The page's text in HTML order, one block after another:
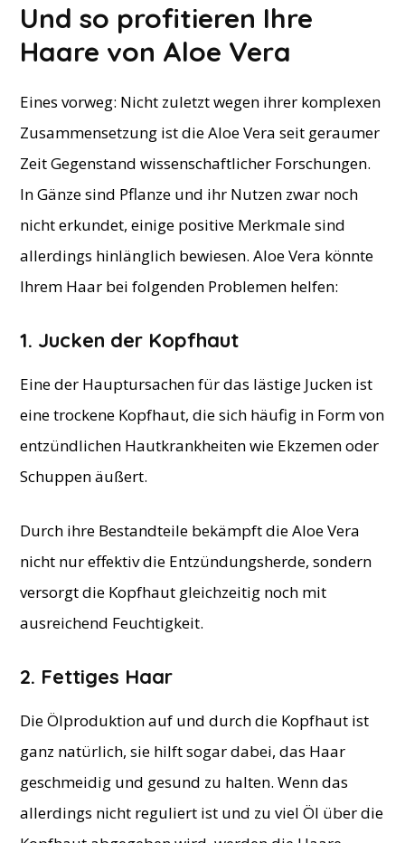
Und so profitieren Ihre
Haare von Aloe Vera
Eines vorweg: Nicht zuletzt wegen ihrer komplexen
Zusammensetzung ist die Aloe Vera seit geraumer
Zeit Gegenstand wissenschaftlicher Forschungen.
In Gänze sind Pflanze und ihr Nutzen zwar noch
nicht erkundet, einige positive Merkmale sind
allerdings hinlänglich bewiesen. Aloe Vera könnte
Ihrem Haar bei folgenden Problemen helfen:
1. Jucken der Kopfhaut
Eine der Hauptursachen für das lästige Jucken ist
eine trockene Kopfhaut, die sich häufig in Form von
entzündlichen Hautkrankheiten wie Ekzemen oder
Schuppen äußert.
Durch ihre Bestandteile bekämpft die Aloe Vera
nicht nur effektiv die Entzündungsherde, sondern
versorgt die Kopfhaut gleichzeitig noch mit
ausreichend Feuchtigkeit.
2. Fettiges Haar
Die Ölproduktion auf und durch die Kopfhaut ist
ganz natürlich, sie hilft sogar dabei, das Haar
geschmeidig und gesund zu halten. Wenn das
allerdings nicht reguliert ist und zu viel Öl über die